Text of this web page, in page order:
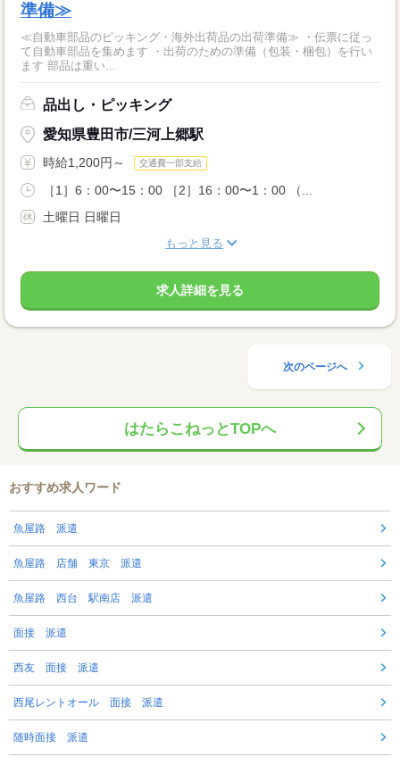
準備≫
≪自動車部品のピッキング・海外出荷品の出荷準備≫ ・伝票に従っ
て自動車部品を集めます ・出荷のための準備（包装・梱包）を行い
ます 部品は重い...
品出し・ピッキング
愛知県豊田市/三河上郷駅
時給1,200円～ 交通費一部支給
［1］6：00〜15：00 ［2］16：00〜1：00 （...
土曜日 日曜日
もっと見る
求人詳細を見る
次のページへ
はたらこねっとTOPへ
おすすめ求人ワード
魚屋路 派遣
魚屋路 店舗 東京 派遣
魚屋路 西台 駅南店 派遣
面接 派遣
西友 面接 派遣
西尾レントオール 面接 派遣
随時面接 派遣